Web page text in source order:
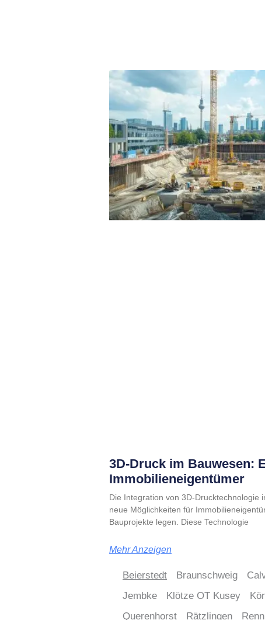
3D-Druck im Bauwesen:
Immobilieneigentümer
Die Integration von 3D-Drucktechnologie
neue Möglichkeiten für
Bauprojekte legen. Diese Technologie
Mehr Anzeigen
Beierstedt Braunschweig
Jembke
Klötze OT Kusey
Querenhorst
Rätzlingen